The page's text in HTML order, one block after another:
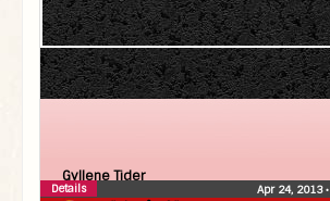
Gyllene Tider
Apr 24, 2013•
Details